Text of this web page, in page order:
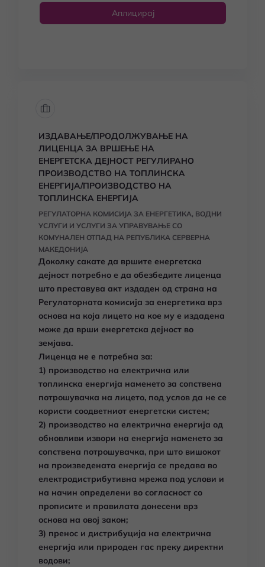
Аплицирај
ИЗДАВАЊЕ/ПРОДОЛЖУВАЊЕ НА
ЛИЦЕНЦА ЗА ВРШЕЊЕ НА
ЕНЕРГЕТСКА ДЕЈНОСТ РЕГУЛИРАНО
ПРОИЗВОДСТВО НА ТОПЛИНСКА
ЕНЕРГИЈА/ПРОИЗВОДСТВО НА
ТОПЛИНСКА ЕНЕРГИЈА
РЕГУЛАТОРНА КОМИСИЈА ЗА ЕНЕРГЕТИКА, ВОДНИ
УСЛУГИ И УСЛУГИ ЗА УПРАВУВАЊЕ СО
КОМУНАЛЕН ОТПАД НА РЕПУБЛИКА СЕРВЕРНА
МАКЕДОНИЈА
Доколку сакате да вршите енергетска
дејност потребно е да обезбедите лиценца
што преставува акт издаден од страна на
Регулаторната комисија за енергетика врз
основа на која лицето на кое му е издадена
може да врши енергетска дејност во
земјава.
Лиценца не е потребна за:
1) производство на електрична или
топлинска енергија наменето за сопствена
потрошувачка на лицето, под услов да не се
користи соодветниот енергетски систем;
2) производство на електрична енергија од
обновливи извори на енергија наменето за
сопствена потрошувачка, при што вишокот
на произведената енергија се предава во
електродистрибутивна мрежа под услови и
на начин определени во согласност со
прописите и правилата донесени врз
основа на овој закон;
3) пренос и дистрибуција на електрична
енергија или природен гас преку директни
водови;